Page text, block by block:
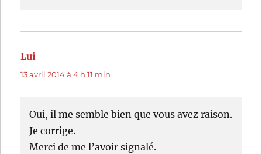
Lui
13 avril 2014 à 4 h 11 min
Oui, il me semble bien que vous avez raison.
Je corrige.
Merci de me l’avoir signalé.